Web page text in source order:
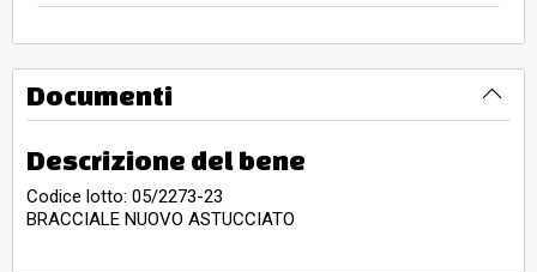
Documenti
Descrizione del bene
Codice lotto: 05/2273-23
BRACCIALE NUOVO ASTUCCIATO